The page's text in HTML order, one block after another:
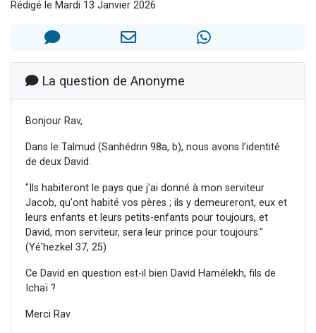
Il reste 49 places pour étudier en groupe sur Zoom
12 nouvelles musiques dans Torah-Box Music
2 personnes viennent de nous rejoindre sur WhatsApp
Rédigé le Mardi 13 Janvier 2026
La question de Anonyme
Bonjour Rav,
Dans le Talmud (Sanhédrin 98a, b), nous avons l’identité
de deux David.
"Ils habiteront le pays que j'ai donné à mon serviteur
Jacob, qu'ont habité vos pères ; ils y demeureront, eux et
leurs enfants et leurs petits-enfants pour toujours, et
David, mon serviteur, sera leur prince pour toujours."
(Yé'hezkel 37, 25)
Ce David en question est-il bien David Hamélekh, fils de
Ichaï ?
Merci Rav.